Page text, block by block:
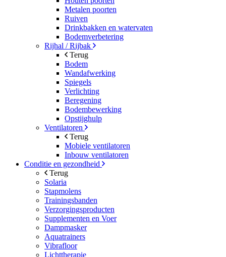
Metalen poorten
Ruiven
Drinkbakken en watervaten
Bodemverbetering
Rijhal / Rijbak
Terug
Bodem
Wandafwerking
Spiegels
Verlichting
Beregening
Bodembewerking
Opstijghulp
Ventilatoren
Terug
Mobiele ventilatoren
Inbouw ventilatoren
Conditie en gezondheid
Terug
Solaria
Stapmolens
Trainingsbanden
Verzorgingsproducten
Supplementen en Voer
Dampmasker
Aquatrainers
Vibrafloor
Lichttherapie